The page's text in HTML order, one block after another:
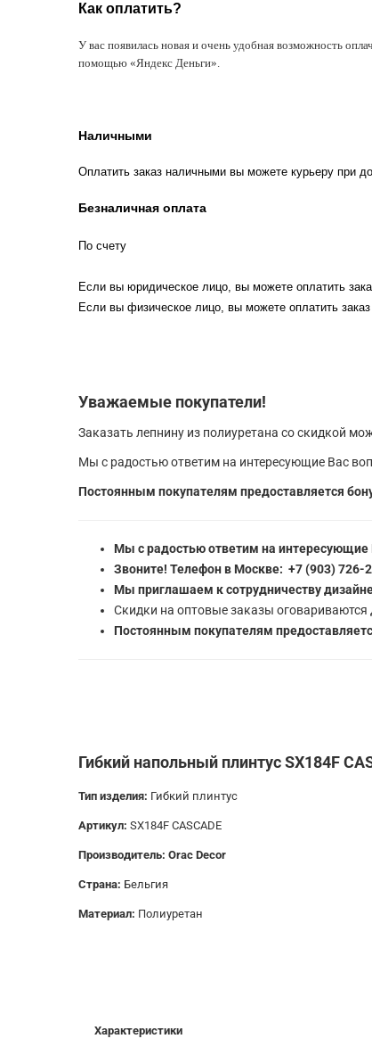
Как оплатить?
У вас появилась новая и очень удобная возможность
помощью «Яндекс Деньги».
Наличными
Оплатить заказ наличными вы можете курьеру при
Безналичная оплата
По счету
Если вы юридическое лицо, вы можете оплатить
Если вы физическое лицо, вы можете оплатить
Уважаемые покупатели!
Заказать лепнину из полиуретана со скидкой
Мы с радостью ответим на интересующие Вас
Постоянным покупателям предоставляется
Мы с радостью ответим на
Звоните! Телефон в Москве: +7 (903) 726-
Мы приглашаем к сотрудничеству
Скидки на оптовые заказы оговариваются
Постоянным покупателям
Гибкий напольный плинтус SX184F
Тип изделия: Гибкий плинтус
Артикул: SX184F CASCADE
Производитель: Orac Decor
Страна: Бельгия
Материал: Полиуретан
Характеристики